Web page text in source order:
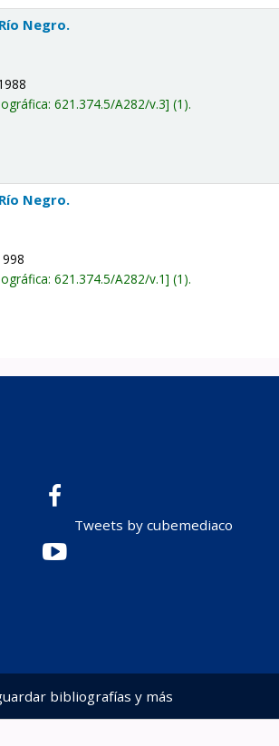
Río Negro.
621.374.5/A282/v.3 (1).
Río Negro.
621.374.5/A282/v.1 (1).
Tweets by cubemediaco
bibliografías y más